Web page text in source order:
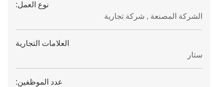
نوع العمل:
الشركة المصنعة , شركة تجارية
العلامات التجارية
ستار
عدد الموظفين: